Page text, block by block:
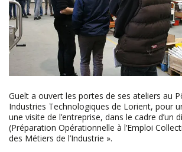
Guelt a ouvert les portes de ses ateliers au
Industries Technologiques de Lorient, pour
une visite de l’entreprise, dans le cadre d’un
(Préparation Opérationnelle à l’Emploi
des Métiers de l’Industrie ».